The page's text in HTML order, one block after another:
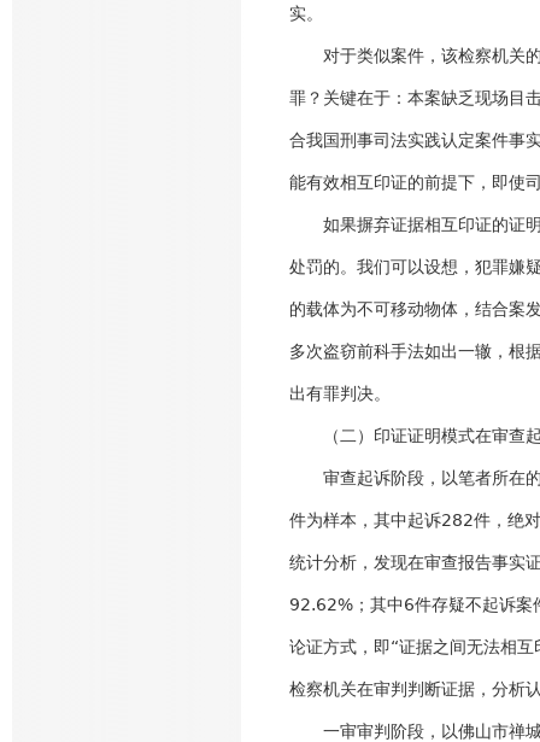
实。
对于类似案件，该检察机关的
罪？关键在于：本案缺乏现场目
合我国刑事司法实践认定案件事
能有效相互印证的前提下，即使
如果摒弃证据相互印证的证明
处罚的。我们可以设想，犯罪嫌
的载体为不可移动物体，结合案
多次盗窃前科手法如出一辙，根
出有罪判决。
（二）印证证明模式在审查起
审查起诉阶段，以笔者所在的
件为样本，其中起诉282件，绝
统计分析，发现在审查报告事实
92.62%；其中6件存疑不起诉案
论证方式，即“证据之间无法相
检察机关在审判判断证据，分析
一审审判阶段，以佛山市禅城